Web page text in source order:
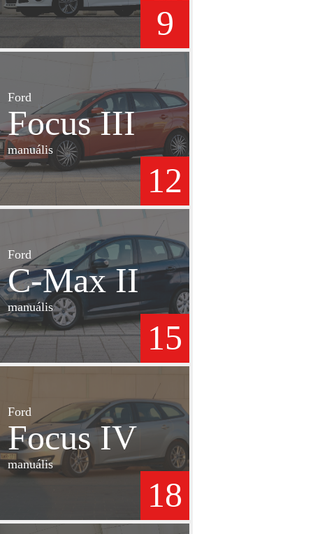
9
Ford
Focus III
manuális
12
Ford
C-Max II
manuális
15
Ford
Focus IV
manuális
18